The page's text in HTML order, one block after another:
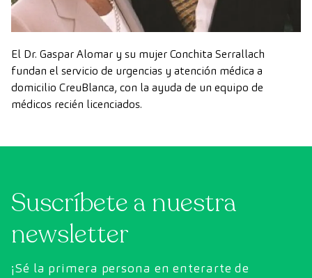
El Dr. Gaspar Alomar y su mujer Conchita Serrallach
fundan el servicio de urgencias y atención médica a
domicilio CreuBlanca, con la ayuda de un equipo de
médicos recién licenciados.
Suscríbete a nuestra
newsletter
¡Sé la primera persona en enterarte de